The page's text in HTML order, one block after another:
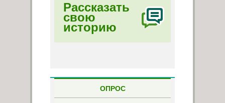
Рассказать
свою
историю
ОПРОС